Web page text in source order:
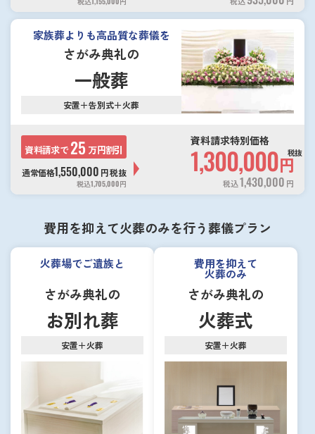
家族葬よりも高品質な葬儀を
さがみ典礼の
一般葬
安置＋告別式＋火葬
資料請求で 25 万円割引
通常価格1,550,000 円税抜
税込1,705,000円
資料請求特別価格
1,300,000円
税抜
税込1,430,000 円
費用を抑えて火葬のみを行う葬儀プラン
火葬場でご遺族と
さがみ典礼の
お別れ葬
安置＋火葬
費用を抑えて
火葬のみ
さがみ典礼の
火葬式
安置＋火葬